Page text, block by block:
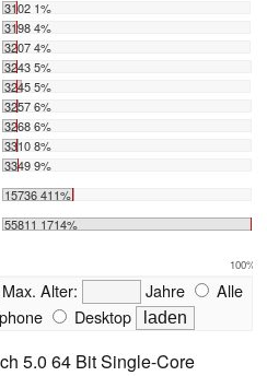
3102 1%
3198 4%
3207 4%
3243 5%
3245 5%
3257 6%
3268 6%
3310 8%
3349 9%
15736 411%
55811 1714%
100%
Max. Alter: Jahre
Alle
Desktop
5.0 64 Bit Single-Core